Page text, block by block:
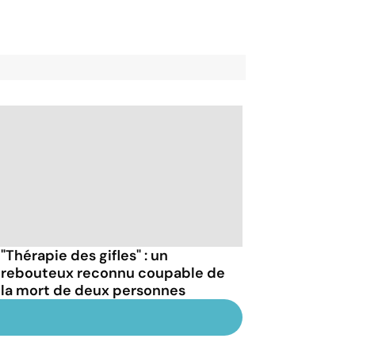
"Thérapie des gifles" : un
rebouteux reconnu coupable de
la mort de deux personnes